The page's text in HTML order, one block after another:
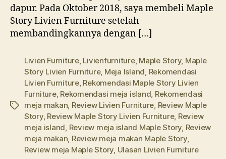
dapur. Pada Oktober 2018, saya membeli Maple
Story Livien Furniture setelah
membandingkannya dengan […]
Tags
Livien Furniture, Livienfurniture, Maple Story, Maple
Story Livien Furniture, Meja Island, Rekomendasi
Livien Furniture, Rekomendasi Maple Story Livien
Furniture, Rekomendasi meja island, Rekomendasi
meja makan, Review Livien Furniture, Review Maple
Story, Review Maple Story Livien Furniture, Review
meja island, Review meja island Maple Story, Review
meja makan, Review meja makan Maple Story,
Review meja Maple Story, Ulasan Livien Furniture